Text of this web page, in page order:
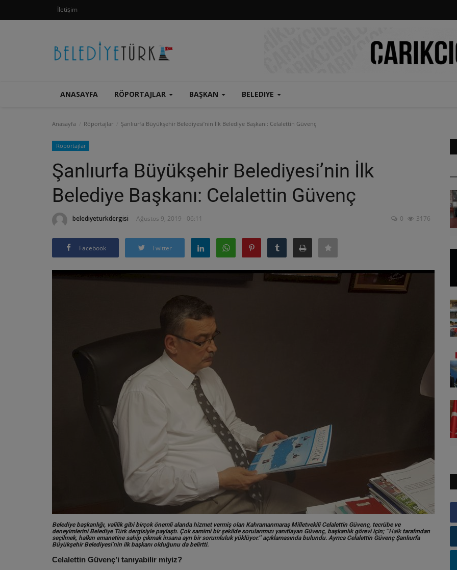
İletişim
ANASAYFA RÖPORTAJLAR BAŞKAN BELEDIYE
Anasayfa Röportajlar Şanlıurfa Büyükşehir Belediyesi’nin İlk Belediye Başkanı: Celalettin Güvenç
Röportajlar
Şanlıurfa Büyükşehir Belediyesi’nin İlk
Belediye Başkanı: Celalettin Güvenç
belediyeturkdergisi Ağustos 9, 2019 - 06:11 0 3176
Facebook Twitter
Belediye başkanlığı, valilik gibi birçok önemli alanda hizmet vermiş olan Kahramanmaraş Milletvekili Celalettin Güvenç, tecrübe ve
deneyimlerini Belediye Türk dergisiyle paylaştı. Çok samimi bir şekilde sorularımızı yanıtlayan Güvenç, başkanlık görevi için; ‘’Halk tarafından
seçilmek, halkın emanetine sahip çıkmak insana ayrı bir sorumluluk yüklüyor.’’ açıklamasında bulundu. Ayrıca Celalettin Güvenç Şanlıurfa
Büyükşehir Belediyesi’nin ilk başkanı olduğunu da belirtti.
Celalettin Güvenç’i tanıyabilir miyiz?